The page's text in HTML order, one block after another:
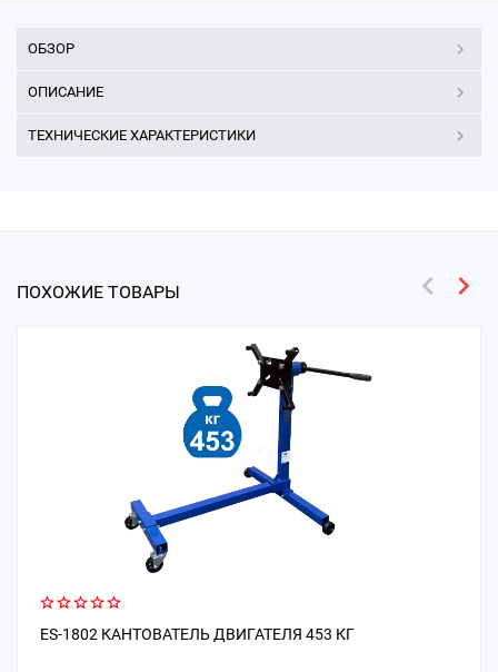
ОБЗОР
ОПИСАНИЕ
ТЕХНИЧЕСКИЕ ХАРАКТЕРИСТИКИ
ПОХОЖИЕ ТОВАРЫ
ES-1802 КАНТОВАТЕЛЬ ДВИГАТЕЛЯ 453 КГ